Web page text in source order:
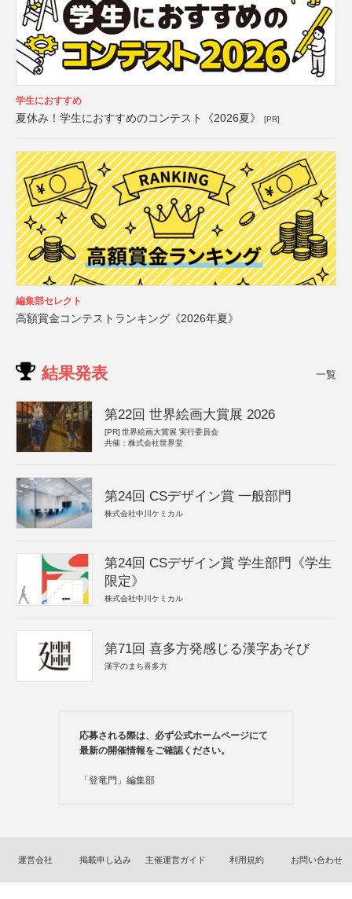
学生におすすめ
夏休み！学生におすすめのコンテスト《2026夏》 [PR]
編集部セレクト
高額賞金コンテストランキング《2026年夏》
結果発表 一覧
第22回 世界絵画大賞展 2026
[PR] 世界絵画大賞展 実行委員会
共催：株式会社世界堂
第24回 CSデザイン賞 一般部門
株式会社中川ケミカル
第24回 CSデザイン賞 学生部門《学生
限定》
株式会社中川ケミカル
第71回 喜多方発感じる漢字あそび
漢字のまち喜多方
応募される際は、必ず公式ホームページにて
最新の開催情報をご確認ください。
「登竜門」編集部
運営会社 掲載申し込み 主催運営ガイド 利用規約 お問い合わせ